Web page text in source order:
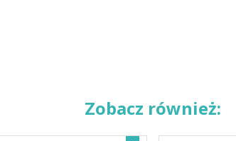
Zobacz również: